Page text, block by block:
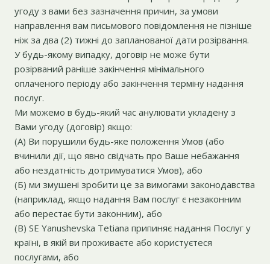
угоду з вами без зазначення причин, за умови
направлення вам письмового повідомлення не пізніше
ніж за два (2) тижні до запланованої дати розірвання.
У будь-якому випадку, договір не може бути
розірваний раніше закінчення мінімального
оплаченого періоду або закінчення терміну надання
послуг.
Ми можемо в будь-який час анулювати укладену з
Вами угоду (договір) якщо:
(А) Ви порушили будь-яке положення Умов (або
вчинили дії, що явно свідчать про Ваше небажання
або нездатність дотримуватися Умов), або
(Б) ми змушені зробити це за вимогами законодавства
(наприклад, якщо надання Вам послуг є незаконним
або перестає бути законним), або
(В) SE Yanushevska Tetiana припиняє надання Послуг у
країні, в якій ви проживаєте або користуєтеся
послугами, або